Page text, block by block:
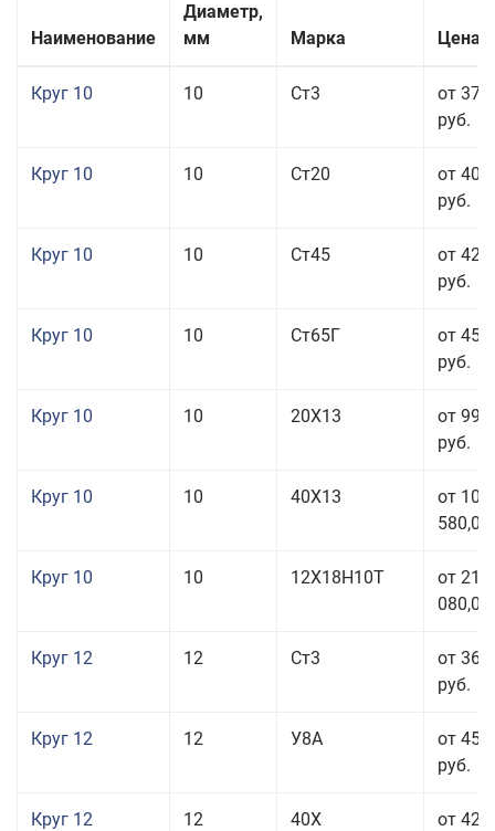
Наименование
Диаметр,
мм
Марка Цена
Круг 10 10 Ст3
от 37
руб.
Круг 10 10 Ст20
от 40
руб.
Круг 10 10 Ст45
от 42
руб.
Круг 10 10 Ст65Г
от 45
руб.
Круг 10 10 20Х13
от 99
руб.
Круг 10 10 40Х13
от 106
580,00
Круг 10 10 12Х18Н10Т
от 215
080,00
Круг 12 12 Ст3
от 36
руб.
Круг 12 12 У8А
от 45
руб.
Круг 12 12 40Х
от 42